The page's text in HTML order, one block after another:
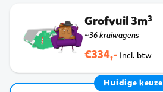
Grofvuil 3m³
~36 kruiwagens
€334,- Incl. btw
Huidige keuze